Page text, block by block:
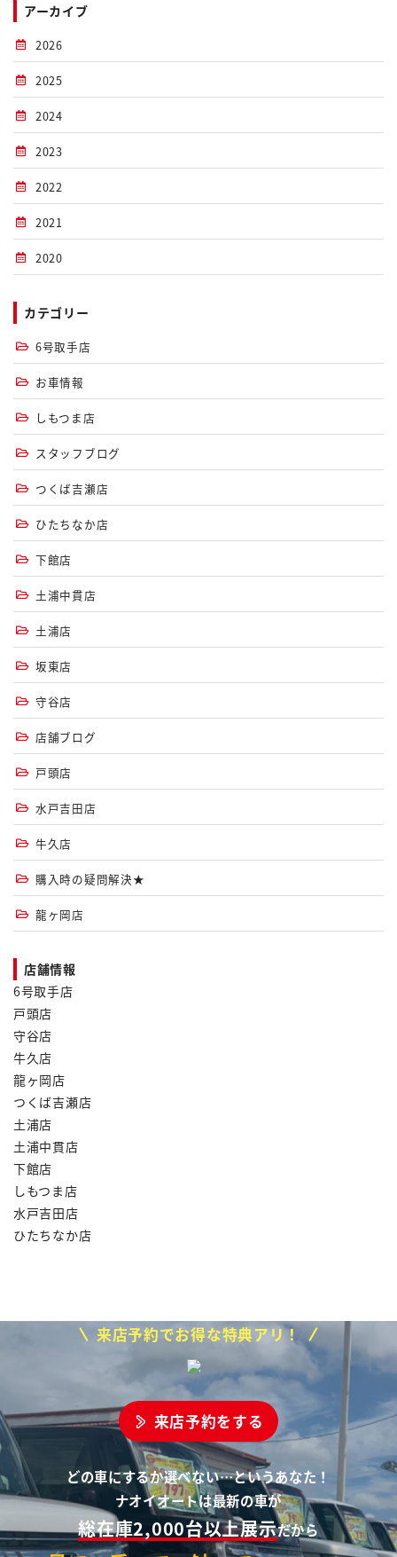
アーカイブ
2026
2025
2024
2023
2022
2021
2020
カテゴリー
6号取手店
お車情報
しもつま店
スタッフブログ
つくば吉瀬店
ひたちなか店
下館店
土浦中貫店
土浦店
坂東店
守谷店
店舗ブログ
戸頭店
水戸吉田店
牛久店
購入時の疑問解決★
龍ヶ岡店
店舗情報
6号取手店
戸頭店
守谷店
牛久店
龍ヶ岡店
つくば吉瀬店
土浦店
土浦中貫店
下館店
しもつま店
水戸吉田店
ひたちなか店
来店予約でお得な特典アリ！
来店予約をする
どの車にするか選べない…というあなた！
ナオイオートは最新の車が
総在庫2,000台以上展示だから